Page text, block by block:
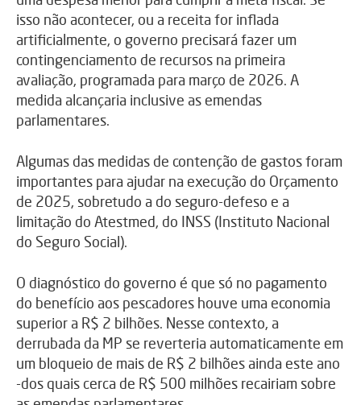
isso não acontecer, ou a receita for inflada
artificialmente, o governo precisará fazer um
contingenciamento de recursos na primeira
avaliação, programada para março de 2026. A
medida alcançaria inclusive as emendas
parlamentares.
Algumas das medidas de contenção de gastos foram
importantes para ajudar na execução do Orçamento
de 2025, sobretudo a do seguro-defeso e a
limitação do Atestmed, do INSS (Instituto Nacional
do Seguro Social).
O diagnóstico do governo é que só no pagamento
do benefício aos pescadores houve uma economia
superior a R$ 2 bilhões. Nesse contexto, a
derrubada da MP se reverteria automaticamente em
um bloqueio de mais de R$ 2 bilhões ainda este ano
-dos quais cerca de R$ 500 milhões recairiam sobre